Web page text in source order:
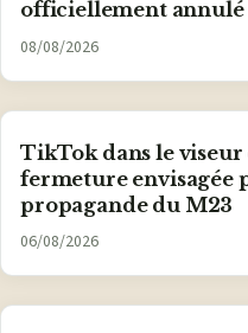
officiellement annulé
08/08/2026
TikTok dans le viseur
fermeture envisagée
propagande du M23
06/08/2026